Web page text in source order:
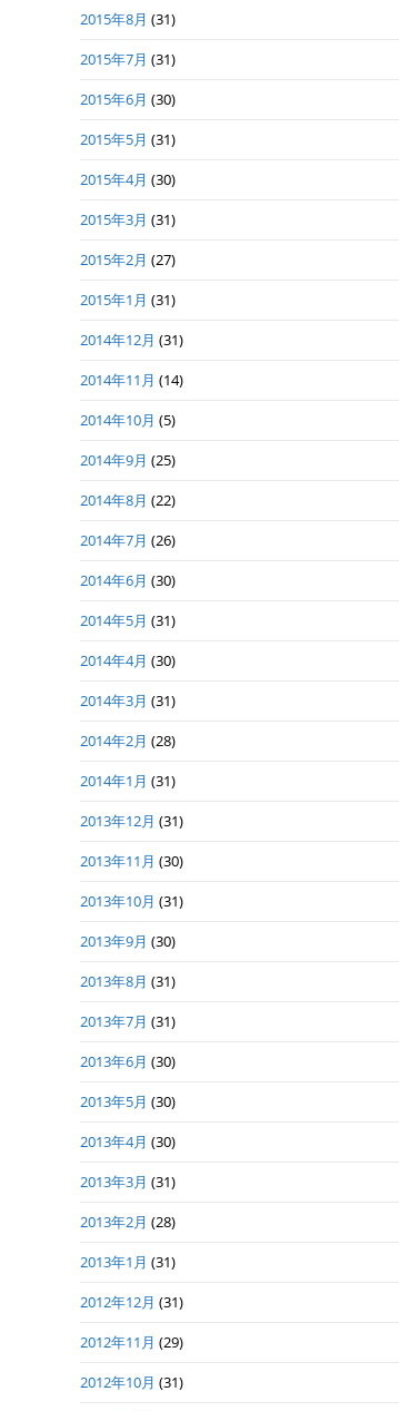
2015年8月 (31)
2015年7月 (31)
2015年6月 (30)
2015年5月 (31)
2015年4月 (30)
2015年3月 (31)
2015年2月 (27)
2015年1月 (31)
2014年12月 (31)
2014年11月 (14)
2014年10月 (5)
2014年9月 (25)
2014年8月 (22)
2014年7月 (26)
2014年6月 (30)
2014年5月 (31)
2014年4月 (30)
2014年3月 (31)
2014年2月 (28)
2014年1月 (31)
2013年12月 (31)
2013年11月 (30)
2013年10月 (31)
2013年9月 (30)
2013年8月 (31)
2013年7月 (31)
2013年6月 (30)
2013年5月 (30)
2013年4月 (30)
2013年3月 (31)
2013年2月 (28)
2013年1月 (31)
2012年12月 (31)
2012年11月 (29)
2012年10月 (31)